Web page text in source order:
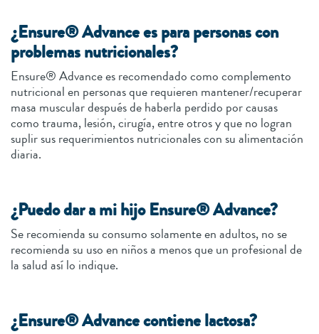
¿Ensure® Advance es para personas con
problemas nutricionales?
Ensure® Advance es recomendado como complemento
nutricional en personas que requieren mantener/recuperar
masa muscular después de haberla perdido por causas
como trauma, lesión, cirugía, entre otros y que no logran
suplir sus requerimientos nutricionales con su alimentación
diaria.
¿Puedo dar a mi hijo Ensure® Advance?
Se recomienda su consumo solamente en adultos, no se
recomienda su uso en niños a menos que un profesional de
la salud así lo indique.
¿Ensure® Advance contiene lactosa?